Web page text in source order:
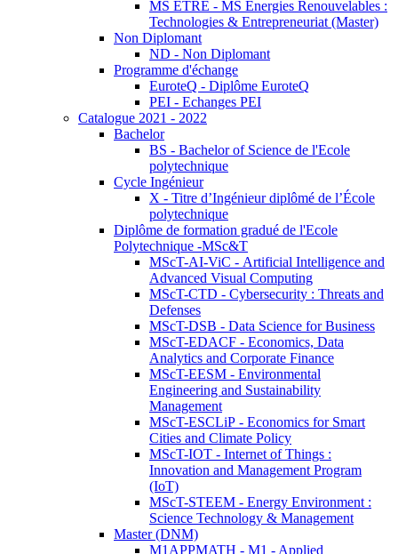
MS ETRE - MS Energies Renouvelables :
Technologies & Entrepreneuriat (Master)
Non Diplomant
ND - Non Diplomant
Programme d'échange
EuroteQ - Diplôme EuroteQ
PEI - Echanges PEI
Catalogue 2021 - 2022
Bachelor
BS - Bachelor of Science de l'Ecole
polytechnique
Cycle Ingénieur
X - Titre d’Ingénieur diplômé de l’École
polytechnique
Diplôme de formation gradué de l'Ecole
Polytechnique -MSc&T
MScT-AI-ViC - Artificial Intelligence and
Advanced Visual Computing
MScT-CTD - Cybersecurity : Threats and
Defenses
MScT-DSB - Data Science for Business
MScT-EDACF - Economics, Data
Analytics and Corporate Finance
MScT-EESM - Environmental
Engineering and Sustainability
Management
MScT-ESCLiP - Economics for Smart
Cities and Climate Policy
MScT-IOT - Internet of Things :
Innovation and Management Program
(IoT)
MScT-STEEM - Energy Environment :
Science Technology & Management
Master (DNM)
M1APPMATH - M1 - Applied